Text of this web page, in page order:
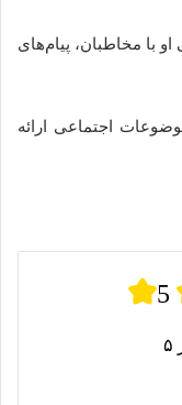
با مخاطبان، پیام‌های
اجتماعی ارائه
5